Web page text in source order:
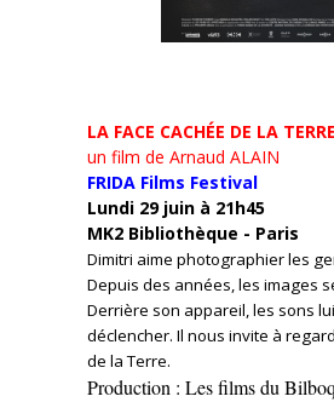
LA FACE CACHÉE DE LA TERRE
un film de Arnaud ALAIN
FRIDA Films Festival
Lundi 29 juin à 21h45
MK2 Bibliothèque - Paris
Dimitri aime photographier les
Depuis des années, les images
Derrière son appareil, les sons
déclencher. Il nous invite à
de la Terre.
Production : Les films du